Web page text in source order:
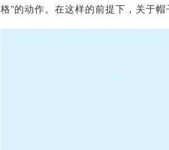
格”的动作。在这样的前提下，关于